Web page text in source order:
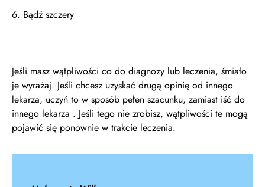
6. Bądź szczery
Jeśli masz wątpliwości co do diagnozy lub leczenia, śmiało
je wyrażaj. Jeśli chcesz uzyskać drugą opinię od innego
lekarza, uczyń to w sposób pełen szacunku, zamiast iść do
innego lekarza . Jeśli tego nie zrobisz, wątpliwości te mogą
pojawić się ponownie w trakcie leczenia.